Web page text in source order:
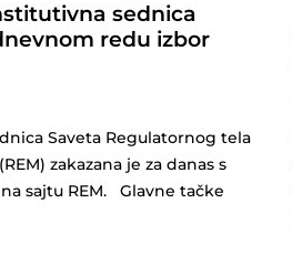
sednica
redu izbor
Saveta Regulatornog tela
zakazana je za danas s
sajtu REM. Glavne tačke